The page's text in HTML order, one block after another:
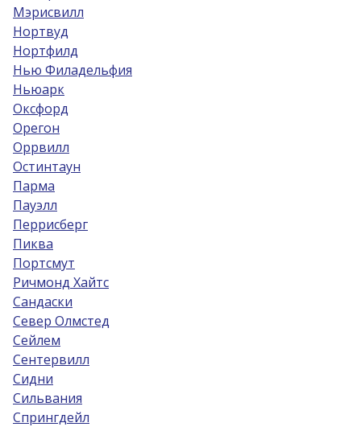
Мэрисвилл
Нортвуд
Нортфилд
Нью Филадельфия
Ньюарк
Оксфорд
Орегон
Оррвилл
Остинтаун
Парма
Пауэлл
Перрисберг
Пиква
Портсмут
Ричмонд Хайтс
Сандаски
Север Олмстед
Сейлем
Сентервилл
Сидни
Сильвания
Спрингдейл